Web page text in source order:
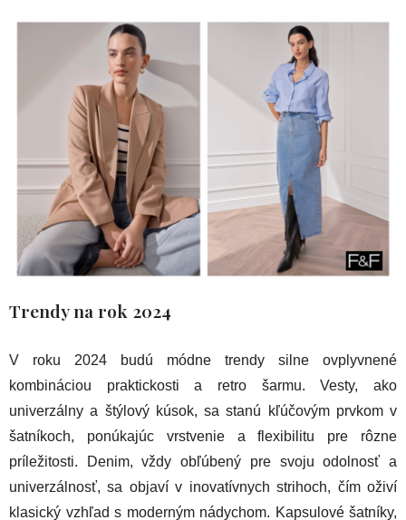
Trendy na rok 2024
V roku 2024 budú módne trendy silne ovplyvnené
kombináciou praktickosti a retro šarmu. Vesty, ako
univerzálny a štýlový kúsok, sa stanú kľúčovým prvkom v
šatníkoch, ponúkajúc vrstvenie a flexibilitu pre rôzne
príležitosti. Denim, vždy obľúbený pre svoju odolnosť a
univerzálnosť, sa objaví v inovatívnych strihoch, čím oživí
klasický vzhľad s moderným nádychom. Kapsulové šatníky,